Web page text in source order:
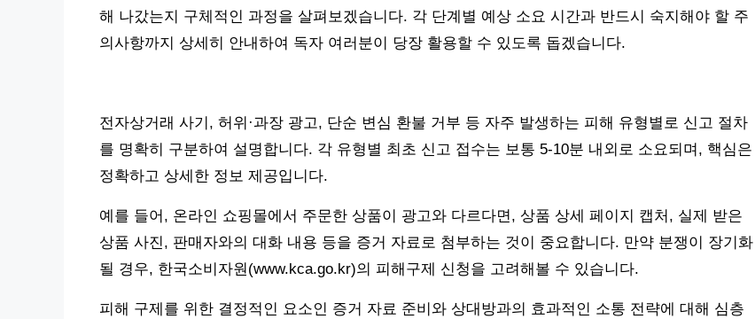
해 나갔는지 구체적인 과정을 살펴보겠습니다. 각 단계별 예상 소요 시간과 반드시 숙지해야 할 주
의사항까지 상세히 안내하여 독자 여러분이 당장 활용할 수 있도록 돕겠습니다.
전자상거래 사기, 허위·과장 광고, 단순 변심 환불 거부 등 자주 발생하는 피해 유형별로 신고 절차
를 명확히 구분하여 설명합니다. 각 유형별 최초 신고 접수는 보통 5-10분 내외로 소요되며, 핵심은
정확하고 상세한 정보 제공입니다.
예를 들어, 온라인 쇼핑몰에서 주문한 상품이 광고와 다르다면, 상품 상세 페이지 캡처, 실제 받은
상품 사진, 판매자와의 대화 내용 등을 증거 자료로 첨부하는 것이 중요합니다. 만약 분쟁이 장기화
될 경우, 한국소비자원(www.kca.go.kr)의 피해구제 신청을 고려해볼 수 있습니다.
피해 구제를 위한 결정적인 요소인 증거 자료 준비와 상대방과의 효과적인 소통 전략에 대해 심층